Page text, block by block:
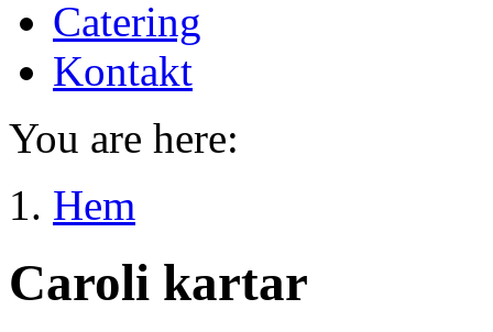
Catering
Kontakt
You are here:
Hem
Caroli kartar